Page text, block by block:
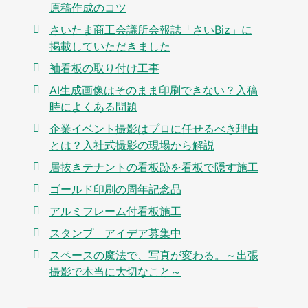
原稿作成のコツ
さいたま商工会議所会報誌「さいBiz」に
掲載していただきました
袖看板の取り付け工事
AI生成画像はそのまま印刷できない？入稿
時によくある問題
企業イベント撮影はプロに任せるべき理由
とは？入社式撮影の現場から解説
居抜きテナントの看板跡を看板で隠す施工
ゴールド印刷の周年記念品
アルミフレーム付看板施工
スタンプ アイデア募集中
スペースの魔法で、写真が変わる。～出張
撮影で本当に大切なこと～